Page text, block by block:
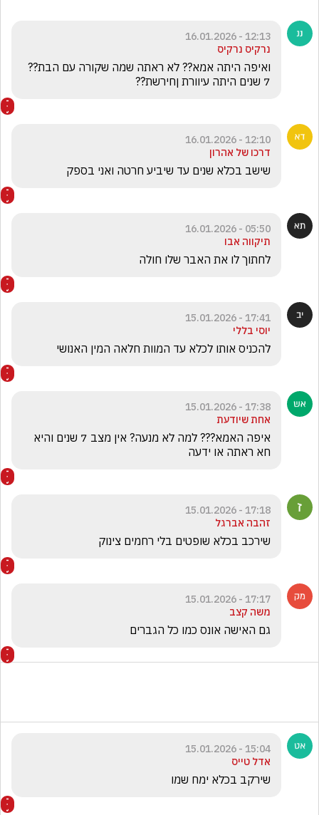
12:13 - 16.01.2026
נרקיס נרקיס
7 שנים היתה עיוורת ןחירשת??
12:10 - 16.01.2026
דרכו של אהרון
שישב בכלא שנים עד שיביע חרטה ואני בספק
05:50 - 16.01.2026
תיקווה אבו
לחתוך לו את האבר שלו חולה
17:41 - 15.01.2026
יוסי בללי
להכניס אותו לכלא עד המוות חלאה המין האנושי
17:38 - 15.01.2026
אחת שיודעת
חא ראתה או ידעה
17:18 - 15.01.2026
זהבה אברגל
שירכב בכלא שופטים בלי רחמים צינוק
17:17 - 15.01.2026
משה קצב
גם האישה אונס כמו כל הגברים
15:04 - 15.01.2026
אדל טייס
שירקב בכלא ימח שמו